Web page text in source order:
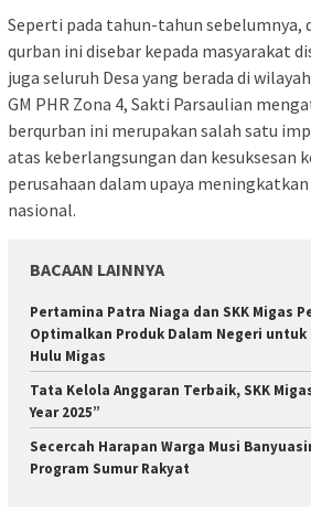
Seperti pada tahun-tahun sebelumnya,
qurban ini disebar kepada masyarakat
juga seluruh Desa yang berada di
GM PHR Zona 4, Sakti Parsaulian
berqurban ini merupakan salah satu
atas keberlangsungan dan kesuksesan
perusahaan dalam upaya
nasional.
BACAAN LAINNYA
Pertamina Patra Niaga dan SKK Migas
Optimalkan Produk Dalam Negeri
Hulu Migas
Tata Kelola Anggaran Terbaik, SKK
Year 2025”
Secercah Harapan Warga Musi
Program Sumur Rakyat